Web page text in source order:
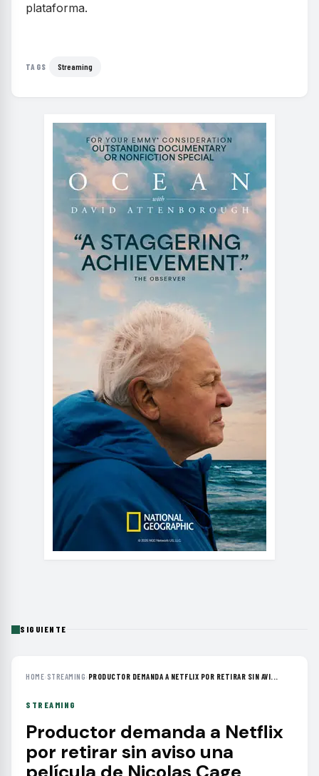
plataforma.
TAGS Streaming
SIGUIENTE
HOME› STREAMING› PRODUCTOR DEMANDA A NETFLIX POR RETIRAR SIN AVI...
STREAMING
Productor demanda a Netflix
por retirar sin aviso una